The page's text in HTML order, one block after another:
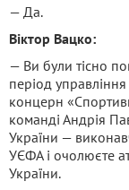
— Да.
Віктор Вацко:
— Ви були тісно
період
концерн
команді Андрія
України —
УЄФА і очолюєте
України.